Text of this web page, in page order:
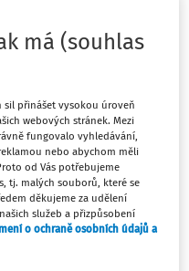
Ty, co jsou
Ty, kteří zlepšují školní
vliv na své
svým žákům či
tudy ...
má (souhlas
sil přinášet vysokou úroveň
webových stránek. Mezi
fungovalo vyhledávání,
nebo abychom měli
od Vás potřebujeme
tj. malých souborů, které se
děkujeme za udělení
služeb a přizpůsobení
o ochraně osobních údajů a